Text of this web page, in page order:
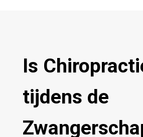
Is
tijdens de